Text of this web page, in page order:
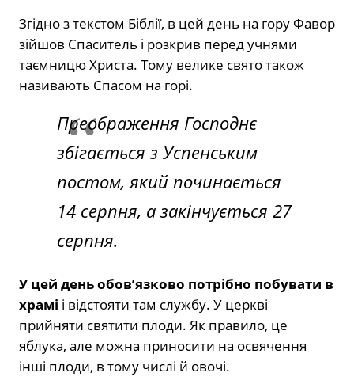
Згідно з текстом Біблії, в цей день на гору Фавор
зійшов Спаситель і розкрив перед учнями
таємницю Христа. Тому велике свято також
називають Спасом на горі.
Преображення Господнє
збігається з Успенським
постом, який починається
14 серпня, а закінчується 27
серпня.
У цей день обов’язково потрібно побувати в
храмі і відстояти там службу. У церкві
прийняти святити плоди. Як правило, це
яблука, але можна приносити на освячення
інші плоди, в тому числі й овочі.